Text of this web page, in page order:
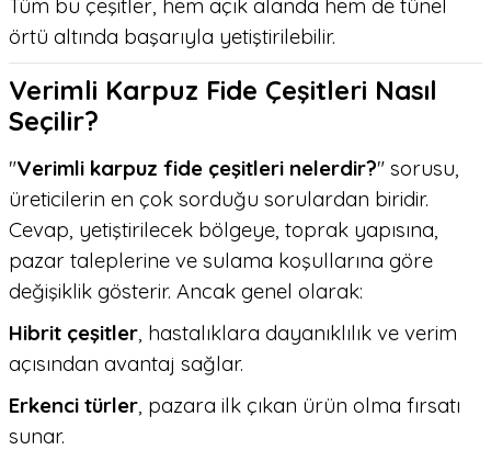
örtü altında başarıyla yetiştirilebilir.
Verimli Karpuz Fide Çeşitleri Nasıl
Seçilir?
"Verimli karpuz fide çeşitleri nelerdir?" sorusu,
üreticilerin en çok sorduğu sorulardan biridir.
Cevap, yetiştirilecek bölgeye, toprak yapısına,
pazar taleplerine ve sulama koşullarına göre
değişiklik gösterir. Ancak genel olarak:
Hibrit çeşitler , hastalıklara dayanıklılık ve verim
açısından avantaj sağlar.
Erkenci türler , pazara ilk çıkan ürün olma fırsatı
sunar.